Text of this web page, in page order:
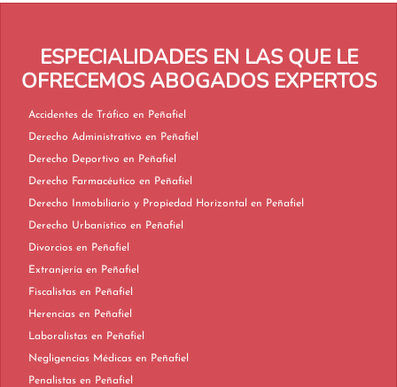
ESPECIALIDADES EN LAS QUE LE
OFRECEMOS ABOGADOS EXPERTOS
Accidentes de Tráfico en Peñafiel
Derecho Administrativo en Peñafiel
Derecho Deportivo en Peñafiel
Derecho Farmacéutico en Peñafiel
Derecho Inmobiliario y Propiedad Horizontal en Peñafiel
Derecho Urbanístico en Peñafiel
Divorcios en Peñafiel
Extranjería en Peñafiel
Fiscalistas en Peñafiel
Herencias en Peñafiel
Laboralistas en Peñafiel
Negligencias Médicas en Peñafiel
Penalistas en Peñafiel